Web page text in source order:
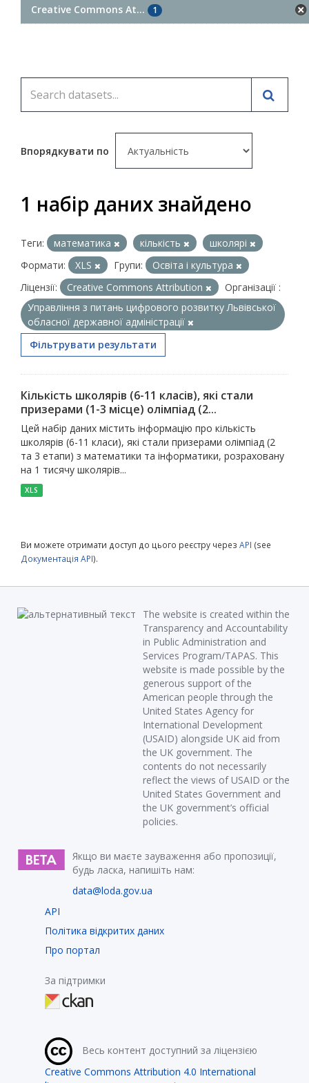
Creative Commons At... 1
Впорядкувати по
1 набір даних знайдено
Теги: математика кількість
школярі
Формати:
XLS Групи:
Освіта і культура
Ліцензії:
Creative Commons Attribution
Організації :
Управління з питань цифрового розвитку Львівської
обласної державної адміністрації
Фільтрувати результати
Кількість школярів (6-11 класів), які стали
призерами (1-3 місце) олімпіад (2...
Цей набір даних містить інформацію про кількість
школярів (6-11 класи), які стали призерами олімпіад (2
та 3 етапи) з математики та інформатики, розраховану
на 1 тисячу школярів...
XLS
Ви можете отримати доступ до цього реєстру через API (see
Документація API).
The website is created within the
Transparency and Accountability
in Public Administration and
Services Program/TAPAS. This
website is made possible by the
generous support of the
American people through the
United States Agency for
International Development
(USAID) alongside UK aid from
the UK government. The
contents do not necessarily
reflect the views of USAID or the
United States Government and
the UK government’s official
policies.
Якщо ви маєте зауваження або пропозиції,
будь ласка, напишіть нам:
data@loda.gov.ua
API
Політика відкритих даних
Про портал
За підтримки
Весь контент доступний за ліцензією
Creative Commons Attribution 4.0 International